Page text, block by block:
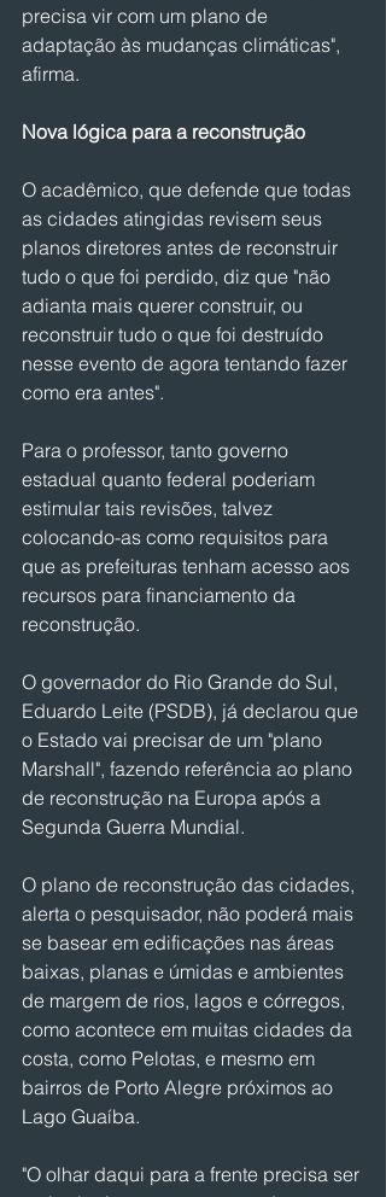
precisa vir com um plano de
adaptação às mudanças climáticas",
afirma.
Nova lógica para a reconstrução
O acadêmico, que defende que todas
as cidades atingidas revisem seus
planos diretores antes de reconstruir
tudo o que foi perdido, diz que "não
adianta mais querer construir, ou
reconstruir tudo o que foi destruído
nesse evento de agora tentando fazer
como era antes".
Para o professor, tanto governo
estadual quanto federal poderiam
estimular tais revisões, talvez
colocando-as como requisitos para
que as prefeituras tenham acesso aos
recursos para financiamento da
reconstrução.
O governador do Rio Grande do Sul,
Eduardo Leite (PSDB), já declarou que
o Estado vai precisar de um "plano
Marshall", fazendo referência ao plano
de reconstrução na Europa após a
Segunda Guerra Mundial.
O plano de reconstrução das cidades,
alerta o pesquisador, não poderá mais
se basear em edificações nas áreas
baixas, planas e úmidas e ambientes
de margem de rios, lagos e córregos,
como acontece em muitas cidades da
costa, como Pelotas, e mesmo em
bairros de Porto Alegre próximos ao
Lago Guaíba.
"O olhar daqui para a frente precisa ser